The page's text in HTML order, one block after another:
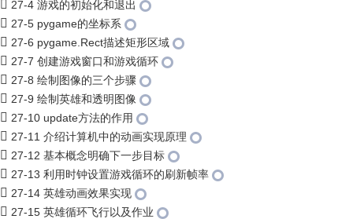
27-4 游戏的初始化和退出
27-5 pygame的坐标系
27-6 pygame.Rect描述矩形区域
27-7 创建游戏窗口和游戏循环
27-8 绘制图像的三个步骤
27-9 绘制英雄和透明图像
27-10 update方法的作用
27-11 介绍计算机中的动画实现原理
27-12 基本概念明确下一步目标
27-13 利用时钟设置游戏循环的刷新帧率
27-14 英雄动画效果实现
27-15 英雄循环飞行以及作业